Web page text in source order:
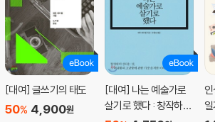
[대여] 글쓰기의 태도
4,900원
50%
[대여] 나는 예술가로
살기로 했다 : 창작하는